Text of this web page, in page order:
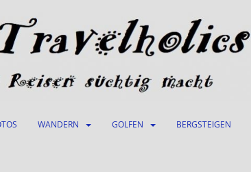
WANDERN GOLFEN BERGSTEIGEN